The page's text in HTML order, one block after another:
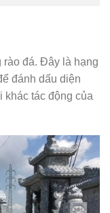
đá. Đây là hạng
đánh dấu diện
khác tác động của